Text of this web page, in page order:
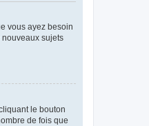
vous ayez besoin
nouveaux sujets
le bouton
de fois que